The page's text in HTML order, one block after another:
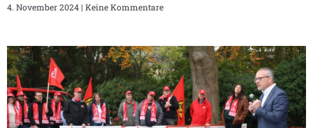
4. November 2024 Keine Kommentare